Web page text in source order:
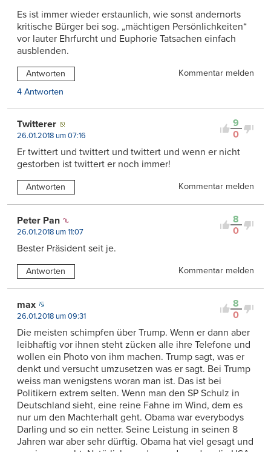
Es ist immer wieder erstaunlich, wie sonst andernorts
kritische Bürger bei sog. „mächtigen Persönlichkeiten“
vor lauter Ehrfurcht und Euphorie Tatsachen einfach
ausblenden.
Antworten
Kommentar melden
4 Antworten
9
0
Twitterer
26.01.2018 um 07:16
Er twittert und twittert und twittert und wenn er nicht
gestorben ist twittert er noch immer!
Antworten Kommentar melden
8
0
Peter Pan
26.01.2018 um 11:07
Bester Präsident seit je.
Antworten Kommentar melden
8
0
max
26.01.2018 um 09:31
Die meisten schimpfen über Trump. Wenn er dann aber
leibhaftig vor ihnen steht zücken alle ihre Telefone und
wollen ein Photo von ihm machen. Trump sagt, was er
denkt und versucht umzusetzen was er sagt. Bei Trump
weiss man wenigstens woran man ist. Das ist bei
Politikern extrem selten. Wenn man den SP Schulz in
Deutschland sieht, eine reine Fahne im Wind, dem es
nur um den Machterhalt geht. Obama war everybodys
Darling und so ein netter. Seine Leistung in seinen 8
Jahren war aber sehr dürftig. Obama hat viel gesagt und